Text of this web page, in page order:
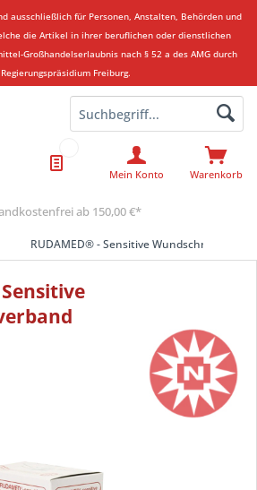
ausschließlich für Personen, Anstalten, Behörden und
die Artikel in ihrer beruflichen oder dienstlichen
Großhandelserlaubnis nach § 52 a des AMG durch
Freiburg.
ab 150,00 €*
Warenkorb
Mein Konto
RUDAMED® - Sensitive